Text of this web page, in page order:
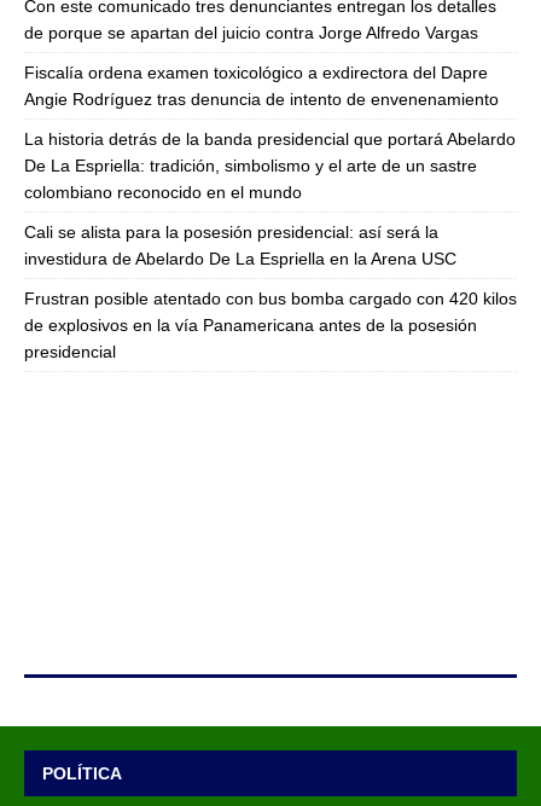
Con este comunicado tres denunciantes entregan los detalles
de porque se apartan del juicio contra Jorge Alfredo Vargas
Fiscalía ordena examen toxicológico a exdirectora del Dapre
Angie Rodríguez tras denuncia de intento de envenenamiento
La historia detrás de la banda presidencial que portará Abelardo
De La Espriella: tradición, simbolismo y el arte de un sastre
colombiano reconocido en el mundo
Cali se alista para la posesión presidencial: así será la
investidura de Abelardo De La Espriella en la Arena USC
Frustran posible atentado con bus bomba cargado con 420 kilos
de explosivos en la vía Panamericana antes de la posesión
presidencial
POLÍTICA